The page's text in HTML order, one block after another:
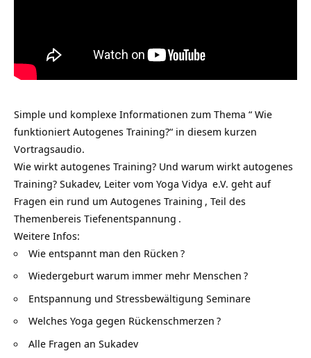
Simple und komplexe Informationen zum Thema “ Wie
funktioniert Autogenes Training?“ in diesem kurzen
Vortragsaudio.
Wie wirkt autogenes Training? Und warum wirkt autogenes
Training? Sukadev, Leiter vom Yoga Vidya e.V. geht auf
Fragen ein rund um Autogenes Training , Teil des
Themenbereis Tiefenentspannung .
Weitere Infos:
Wie entspannt man den Rücken ?
Wiedergeburt warum immer mehr Menschen ?
Entspannung und Stressbewältigung Seminare
Welches Yoga gegen Rückenschmerzen ?
Alle Fragen an Sukadev